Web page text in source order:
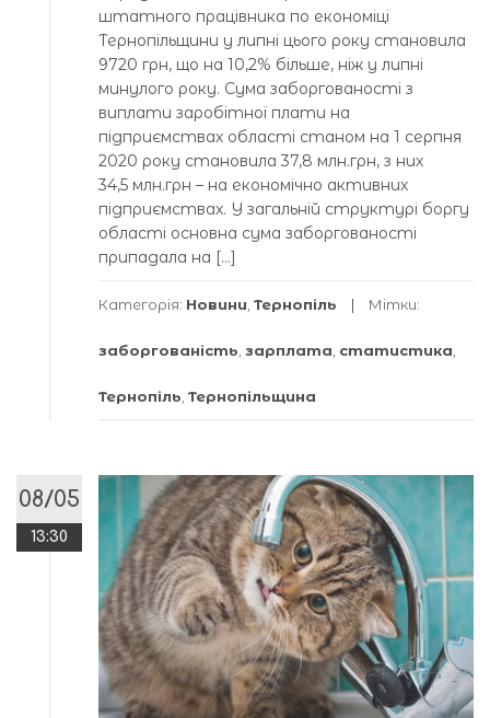
штатного працівника по економіці
Тернопільщини у липні цього року становила
9720 грн, що на 10,2% більше, ніж у липні
минулого року. Сума заборгованості з
виплати заробітної плати на
підприємствах області станом на 1 серпня
2020 року становила 37,8 млн.грн, з них
34,5 млн.грн – на економічно активних
підприємствах. У загальній структурі боргу
області основна сума заборгованості
припадала на […]
Категорія: Новини, Тернопіль Мітки:
заборгованість, зарплата, статистика,
Тернопіль, Тернопільщина
08/05
13:30